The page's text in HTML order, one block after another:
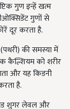
गुण इन्हें खत्म
गुणों से
दूर करता है.
की समस्या में
कैल्शियम को शरीर
और यह किडनी
है.
शुगर लेवल और